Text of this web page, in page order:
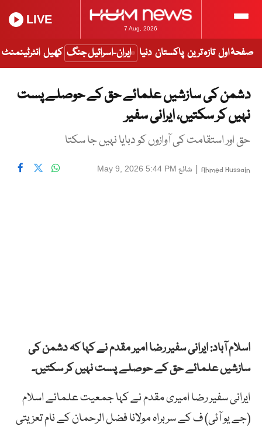
7 Aug, 2026
LIVE
صفحۂ اول تازہ ترین پاکستان دنیا ایران-اسرائیل جنگ کھیل انٹرٹینمنٹ
دشمن کی سازشیں علمائے حق کے حوصلے پست
نہیں کر سکتیں، ایرانی سفیر
حق اور استقامت کی آوازوں کو دبایا نہیں جا سکتا
Ahmed Hussain
| شائع May 9, 2026 5:44 PM
اسلام آباد: ایرانی سفیر رضا امیر مقدم نے کہا کہ دشمن کی
سازشیں علمائے حق کے حوصلے پست نہیں کر سکتیں۔
ایرانی سفیر رضا امیری مقدم نے کہا جمعیت علمائے اسلام
(جے یو آئی) ف کے سربراہ مولانا فضل الرحمان کے نام تعزیتی